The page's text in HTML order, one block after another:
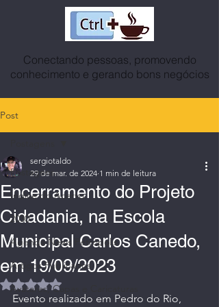
Conectando pessoas, promovendo
conhecimento e gerando bons negócios
Post
Postagens
Índice do Acervo
2030
Agenda News Petrópolis
Artigos Publicados
Avatares, Capas e Caricaturas
Encerramento do Projeto
Cidadania, na Escola
Municipal Carlos Canedo,
em 19/09/2023
sergiotaldo
29 de mar. de 2024 1 min de leitura
Avaliado com NaN de 5 estrelas.
Evento realizado em Pedro do Rio,